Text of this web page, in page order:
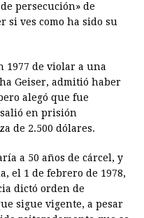
persecución» de
si ves como ha sido su
1977 de violar a una
Geiser, admitió haber
alegó que fue
en prisión
de 2.500 dólares.
a 50 años de cárcel, y
el 1 de febrero de 1978,
dictó orden de
sigue vigente, a pesar